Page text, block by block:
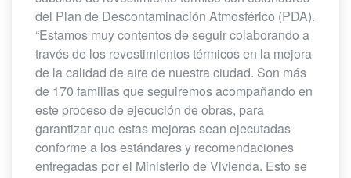
del Plan de Descontaminación Atmosférico (PDA).
“Estamos muy contentos de seguir colaborando a
través de los revestimientos térmicos en la mejora
de la calidad de aire de nuestra ciudad. Son más
de 170 familias que seguiremos acompañando en
este proceso de ejecución de obras, para
garantizar que estas mejoras sean ejecutadas
conforme a los estándares y recomendaciones
entregadas por el Ministerio de Vivienda. Esto se